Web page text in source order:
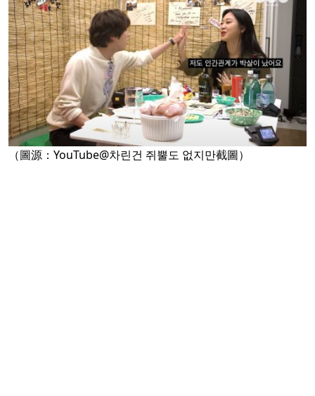
（圖源：YouTube@차린건 쥐뿔도 없지만截圖）